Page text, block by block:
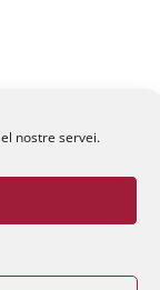
nostre servei.